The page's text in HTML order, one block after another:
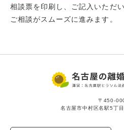
相談票を印刷し、ご記入いただ
ご相談がスムーズに進みます。
〒450-
名古屋市中村区名駅5丁